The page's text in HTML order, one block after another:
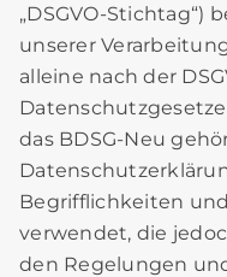
„DSGVO-Stichtag“)
unserer
alleine nach der
das BDSG-Neu
Begrifflichkeiten
verwendet, die
den Regelungen